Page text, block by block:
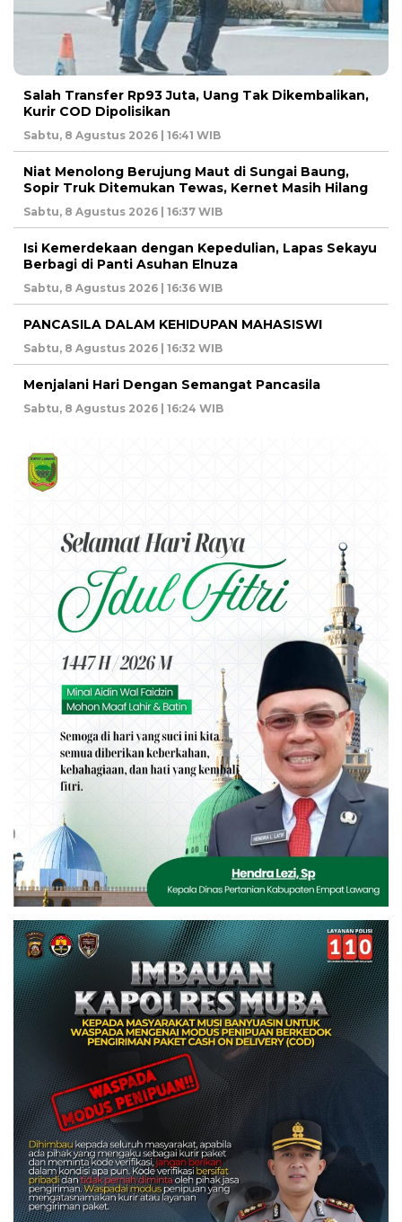
Salah Transfer Rp93 Juta, Uang Tak Dikembalikan,
Kurir COD Dipolisikan
Sabtu, 8 Agustus 2026 | 16:41 WIB
Niat Menolong Berujung Maut di Sungai Baung,
Sopir Truk Ditemukan Tewas, Kernet Masih Hilang
Sabtu, 8 Agustus 2026 | 16:37 WIB
Isi Kemerdekaan dengan Kepedulian, Lapas Sekayu
Berbagi di Panti Asuhan Elnuza
Sabtu, 8 Agustus 2026 | 16:36 WIB
PANCASILA DALAM KEHIDUPAN MAHASISWI
Sabtu, 8 Agustus 2026 | 16:32 WIB
Menjalani Hari Dengan Semangat Pancasila
Sabtu, 8 Agustus 2026 | 16:24 WIB